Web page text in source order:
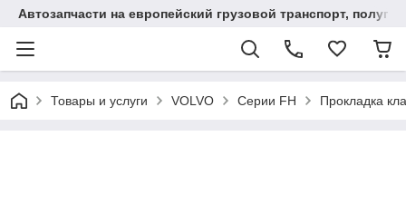
Автозапчасти на европейский грузовой транспорт,
Товары и услуги VOLVO Серии FH Прокладка